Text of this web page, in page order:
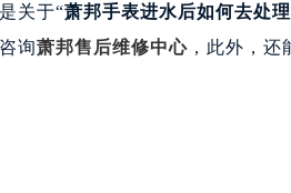
关于“萧邦手表进水后如何去处理
询萧邦售后维修中心 ，此外，